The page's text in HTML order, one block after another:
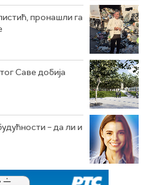
пронашли га
Саве добија
– да ли и